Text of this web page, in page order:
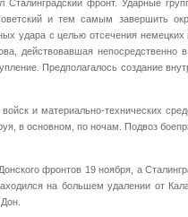
фронт. Ударные
и тем самым завершить
удара с целью отсечения немецких
действовавшая непосредственно
Предполагалось создание
и материально-технических
в основном, по ночам. Подвоз
фронтов 19 ноября, а
на большем удалении от